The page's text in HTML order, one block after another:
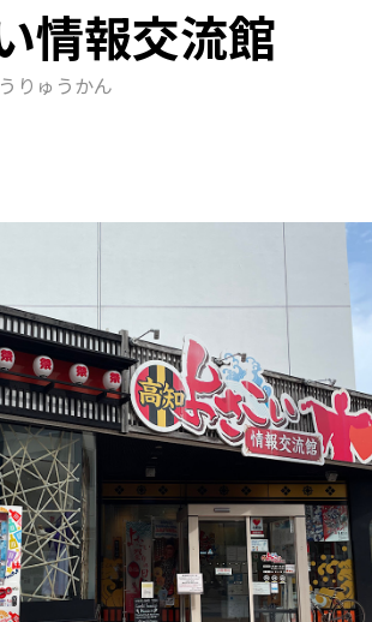
情報交流館
りゅうかん